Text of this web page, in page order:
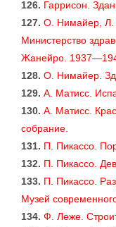
126. Гаррисон.
127. О. Нимайер, Л.
Министерство
Жанейро.
128. О. Нимайер.
129. А. Матисс.
130. А. Матисс.
собрание.
131. П. Пикассо.
132. П. Пикассо.
133. П. Пикассо.
Музей современного
134. Ф. Леже.